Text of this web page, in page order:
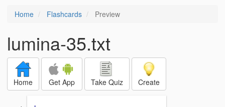
Home Flashcards Preview
lumina-35.txt
Home Get App Take Quiz Create